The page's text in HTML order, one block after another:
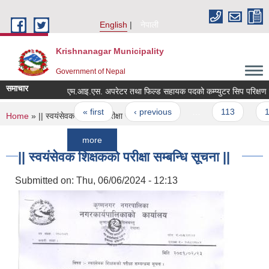
English
नेपाली
Krishnanagar Municipality
Government of Nepal
समाचार एम.आइ.एस. अपरेटर
Pages
« first ‹ previous
more
You are here
Home » || स्वयंसेवक शिक्षकको परीक्षा सम्बन्धि सूचना ||
|| स्वयंसेवक शिक्षकको परीक्षा सम्बन्धि सूचना ||
Submitted on: Thu, 06/06/2024 - 12:13